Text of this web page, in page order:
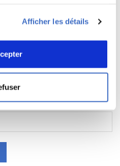
Afficher les détails